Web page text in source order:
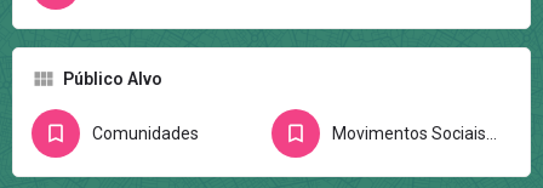
Público Alvo
Comunidades Movimentos Sociais/Ativistas